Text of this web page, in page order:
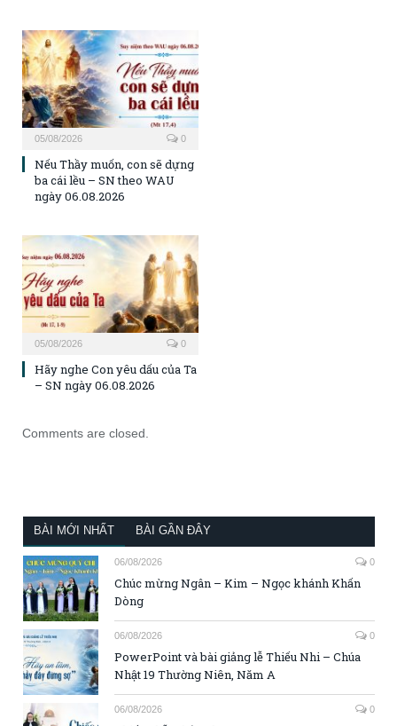
05/08/2026 0
Nếu Thầy muốn, con sẽ dựng
ba cái lều – SN theo WAU
ngày 06.08.2026
05/08/2026 0
Hãy nghe Con yêu dấu của Ta
– SN ngày 06.08.2026
Comments are closed.
BÀI MỚI NHẤT BÀI GẦN ĐÂY
06/08/2026 0
Chúc mừng Ngân – Kim – Ngọc khánh Khấn
Dòng
06/08/2026 0
PowerPoint và bài giảng lễ Thiếu Nhi – Chúa
Nhật 19 Thường Niên, Năm A
06/08/2026 0